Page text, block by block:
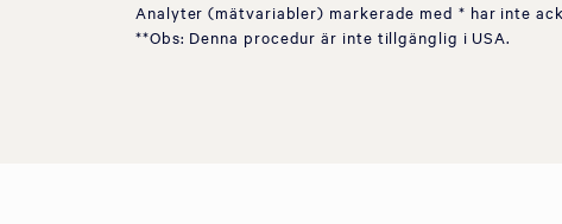
Analyter (mätvariabler) markerade med * har inte
**Obs: Denna procedur är inte tillgänglig i USA.